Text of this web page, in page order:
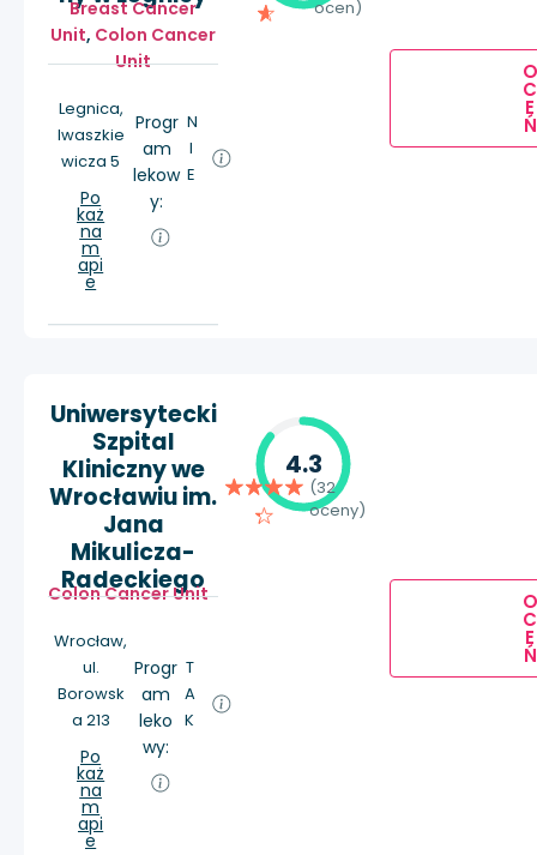
Breast Cancer
Unit, Colon Cancer
Unit
Legnica,
Iwaszkie
wicza 5
Po
każ
na
m
api
e
Progr
am
lekow
y:
N
I
E
ocen)
O
C
E
Ń
Uniwersytecki
Szpital
Kliniczny we
Wrocławiu im.
Jana
Mikulicza-
Radeckiego
Colon Cancer Unit
Wrocław,
ul.
Borowsk
a 213
Po
każ
na
m
api
e
Progr
am
leko
wy:
T
A
K
4.3
(32
oceny)
O
C
E
Ń